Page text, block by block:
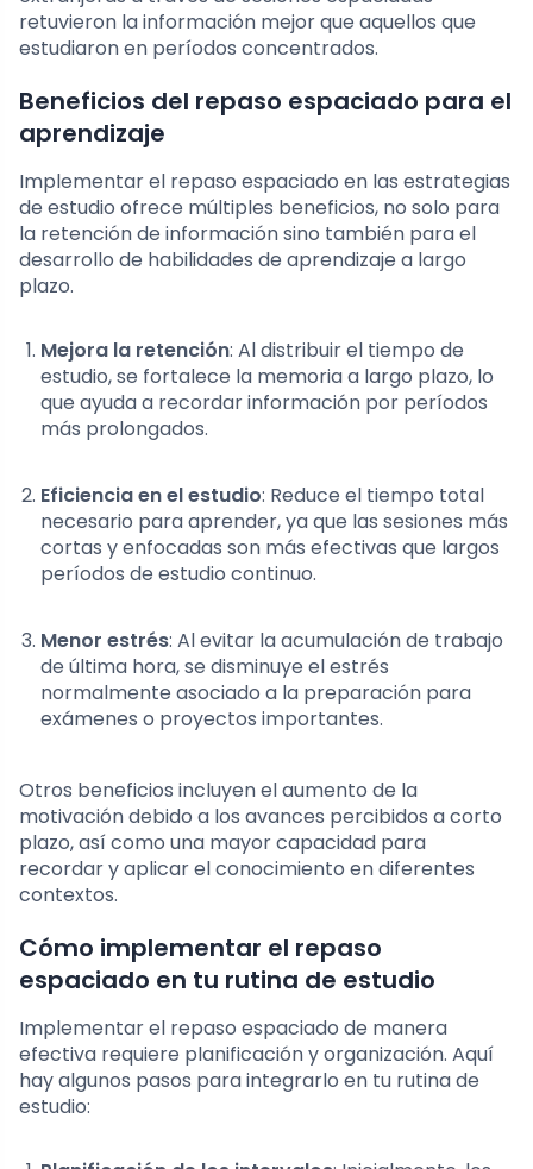
retuvieron la información mejor que aquellos que
estudiaron en períodos concentrados.
Beneficios del repaso espaciado para el
aprendizaje
Implementar el repaso espaciado en las estrategias
de estudio ofrece múltiples beneficios, no solo para
la retención de información sino también para el
desarrollo de habilidades de aprendizaje a largo
plazo.
Mejora la retención: Al distribuir el tiempo de
estudio, se fortalece la memoria a largo plazo, lo
que ayuda a recordar información por períodos
más prolongados.
Eficiencia en el estudio: Reduce el tiempo total
necesario para aprender, ya que las sesiones más
cortas y enfocadas son más efectivas que largos
períodos de estudio continuo.
Menor estrés: Al evitar la acumulación de trabajo
de última hora, se disminuye el estrés
normalmente asociado a la preparación para
exámenes o proyectos importantes.
Otros beneficios incluyen el aumento de la
motivación debido a los avances percibidos a corto
plazo, así como una mayor capacidad para
recordar y aplicar el conocimiento en diferentes
contextos.
Cómo implementar el repaso
espaciado en tu rutina de estudio
Implementar el repaso espaciado de manera
efectiva requiere planificación y organización. Aquí
hay algunos pasos para integrarlo en tu rutina de
estudio: